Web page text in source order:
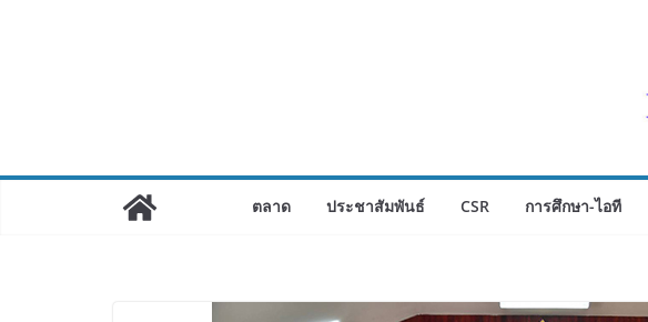
เดินหน้าพัฒนาโครงการบนพื้นฐานข้อ
เท็จจริงและการมีส่วนร่วม
เจบีซี มวยอาชีพแห่งญี่ปุ่น พร้อม
ททท. เดินหน้ารุกตลาด Corporate
ตลาด ประชาสัมพันธ์ CSR การศึกษา-ไอที